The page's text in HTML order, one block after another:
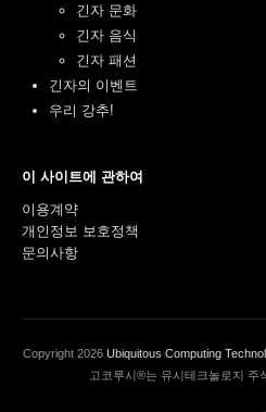
긴자 문화
긴자 음식
긴자 패션
긴자의 이벤트
우리 강추!
이 사이트에 관하여
이용계약
개인정보 보호정책
문의사항
Copyright 2026 Ubiquitous Computing
고코루시®는 유시테크놀로지 주